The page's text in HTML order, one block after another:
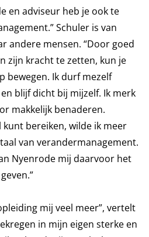
en adviseur heb je ook te
Schuler is van
andere mensen. “Door goed
zijn kracht te zetten, kun je
bewegen. Ik durf mezelf
blijf dicht bij mijzelf. Ik merk
makkelijk benaderen.
kunt bereiken, wilde ik meer
van verandermanagement.
Nyenrode mij daarvoor het
mij veel meer”, vertelt
in mijn eigen sterke en